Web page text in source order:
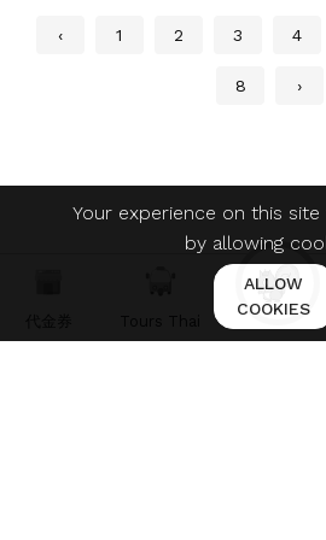
‹ 1 2 3 4
8 ›
Your experience on this
by allowing
ALLOW
COOKIES